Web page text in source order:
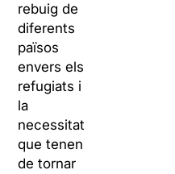
rebuig de
diferents
països
envers els
refugiats i
la
necessitat
que tenen
de tornar